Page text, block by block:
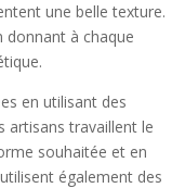
une belle texture.
donnant à chaque
en utilisant des
artisans travaillent le
souhaitée et en
également des